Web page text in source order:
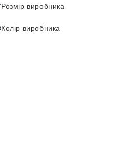
Розмір виробника
Колір виробника